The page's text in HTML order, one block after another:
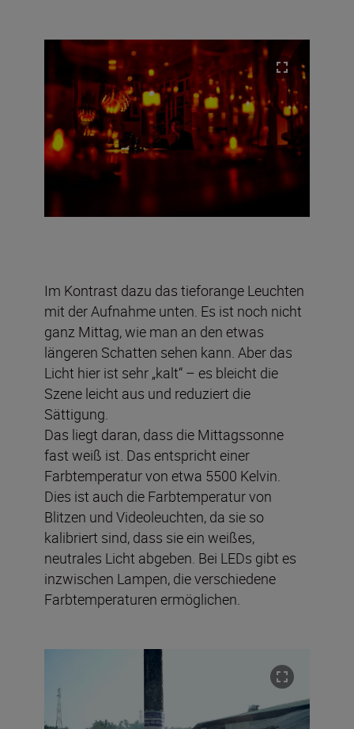
Im Kontrast dazu das tieforange Leuchten
mit der Aufnahme unten. Es ist noch nicht
ganz Mittag, wie man an den etwas
längeren Schatten sehen kann. Aber das
Licht hier ist sehr „kalt“ – es bleicht die
Szene leicht aus und reduziert die
Sättigung.
Das liegt daran, dass die Mittagssonne
fast weiß ist. Das entspricht einer
Farbtemperatur von etwa 5500 Kelvin.
Dies ist auch die Farbtemperatur von
Blitzen und Videoleuchten, da sie so
kalibriert sind, dass sie ein weißes,
neutrales Licht abgeben. Bei LEDs gibt es
inzwischen Lampen, die verschiedene
Farbtemperaturen ermöglichen.